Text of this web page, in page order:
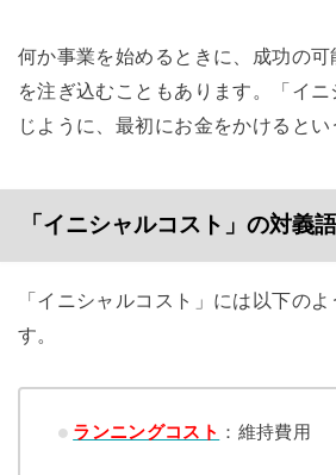
何か事業を始めるときに、成功の
を注ぎ込むこともあります。「イ
じように、最初にお金をかけるとい
「イニシャルコスト」の対義語
「イニシャルコスト」には以下の
す。
ランニングコスト ：維持費用